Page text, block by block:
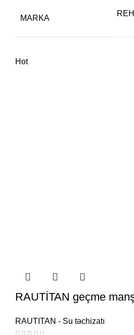
MARKA
Hot
RAUTİTAN geçme
RAUTITAN - Su təchizatı